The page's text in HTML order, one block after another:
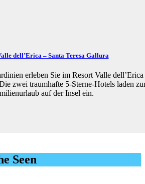
dell’Erica – Santa Teresa Gallura
erleben Sie im Resort Valle dell’Erica
zwei traumhafte 5-Sterne-Hotels laden
auf der Insel ein.
Seen